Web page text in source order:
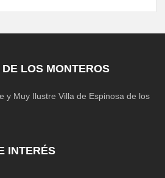
LOS MONTEROS
y Muy Ilustre Villa de Espinosa de los
INTERÉS